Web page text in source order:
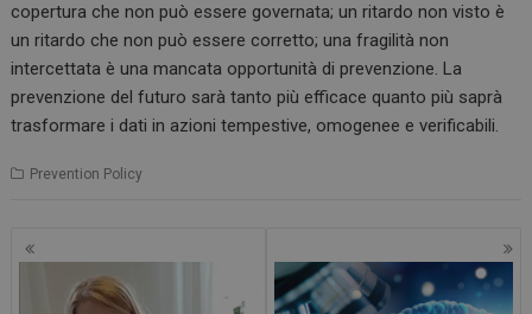
copertura che non può essere governata; un ritardo non visto è
un ritardo che non può essere corretto; una fragilità non
intercettata è una mancata opportunità di prevenzione. La
prevenzione del futuro sarà tanto più efficace quanto più saprà
trasformare i dati in azioni tempestive, omogenee e verificabili.
Prevention Policy
I cookie necessari contribuiscono a rendere fruibile il
sito web abilitandone funzionalità di base quali la
navigazione sulle pagine e l'accesso alle aree
protette del sito. Il sito web non è in grado di
funzionare correttamente senza questi cookie.
FORNITORE /
VISITOR_PRIVACY_METADATA